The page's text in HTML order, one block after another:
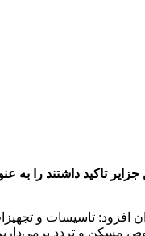
تاکید داشتند را به
در بازگشت از جزیره بوموسی در جمع
مسکن و تردد